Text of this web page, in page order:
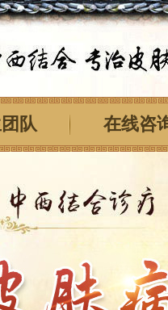
队 在线咨